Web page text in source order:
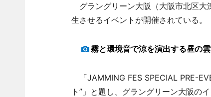
グラングリーン大阪（大阪市北区大
生させるイベントが開催されている。
霧と環境音で涼を演出する昼の
「JAMMING FES SPECIAL PRE-
ト”」と題し、グラングリーン大阪の